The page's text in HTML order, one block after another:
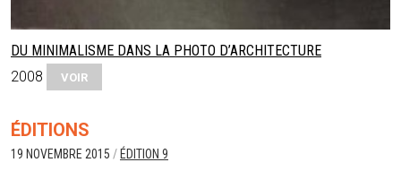
DU MINIMALISME DANS LA PHOTO D’ARCHITECTURE
2008
VOIR
ÉDITIONS
19 NOVEMBRE 2015 / ÉDITION 9